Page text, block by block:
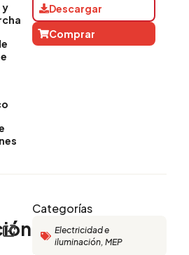
y
Descargar
Comprar
Categorías
Electricidad e
iluminación, MEP